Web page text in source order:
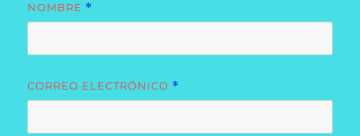
NOMBRE *
CORREO ELECTRÓNICO *